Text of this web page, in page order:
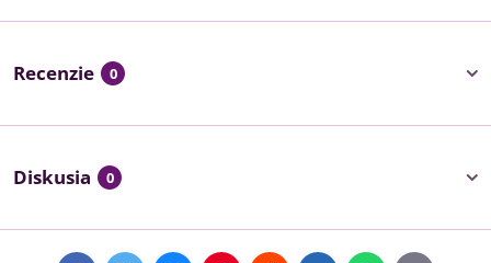
Recenzie 0
Diskusia 0